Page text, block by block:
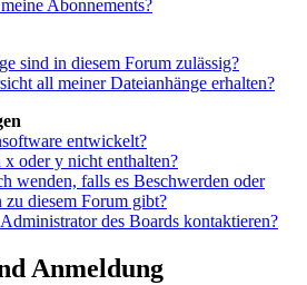
Abonnements?
sind in diesem Forum zulässig?
all meiner Dateianhänge erhalten?
entwickelt?
oder y nicht enthalten?
wenden, falls es Beschwerden oder
diesem Forum gibt?
des Boards kontaktieren?
Anmeldung